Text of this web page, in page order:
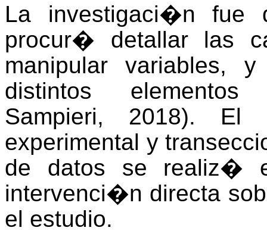
La investigaci�n fue
procur� detallar las
manipular variables,
distintos elementos
Sampieri, 2018).
experimental y
de datos se realiz�
intervenci�n directa
el estudio.